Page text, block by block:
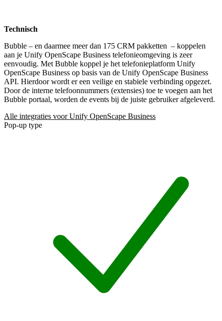
Technisch
Bubble – en daarmee meer dan 175 CRM pakketten – koppelen
aan je Unify OpenScape Business telefonieomgeving is zeer
eenvoudig. Met Bubble koppel je het telefonieplatform Unify
OpenScape Business op basis van de Unify OpenScape Business
API. Hierdoor wordt er een veilige en stabiele verbinding opgezet.
Door de interne telefoonnummers (extensies) toe te voegen aan het
Bubble portaal, worden de events bij de juiste gebruiker afgeleverd.
Alle integraties voor Unify OpenScape Business
Pop-up type